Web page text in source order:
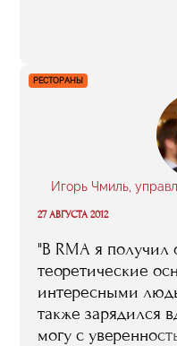
РЕСТОРАНЫ
Игорь Чмиль,
27 АВГУСТА 2012
"В RMA я
теоретические
интересными
также зарядился
могу с